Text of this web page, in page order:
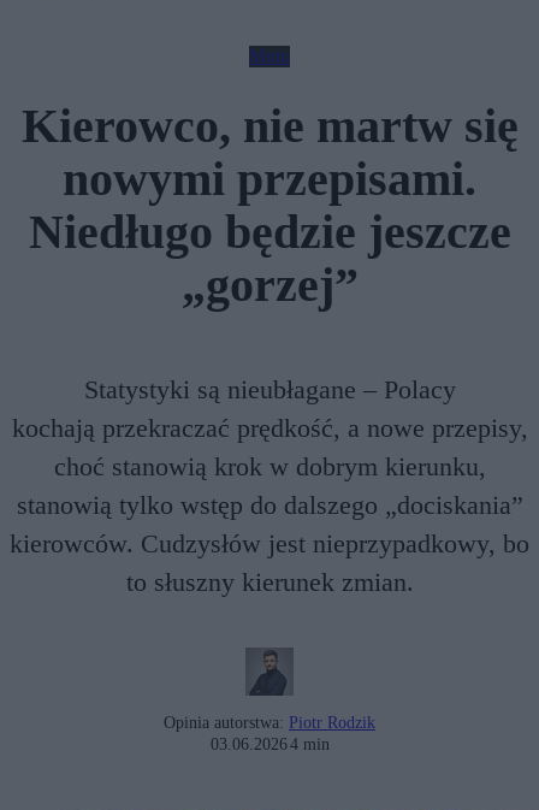
Moto
Kierowco, nie martw się
nowymi przepisami.
Niedługo będzie jeszcze
„gorzej”
Statystyki są nieubłagane – Polacy
kochają przekraczać prędkość, a nowe przepisy,
choć stanowią krok w dobrym kierunku,
stanowią tylko wstęp do dalszego „dociskania”
kierowców. Cudzysłów jest nieprzypadkowy, bo
to słuszny kierunek zmian.
Opinia autorstwa: Piotr Rodzik
03.06.20264 min